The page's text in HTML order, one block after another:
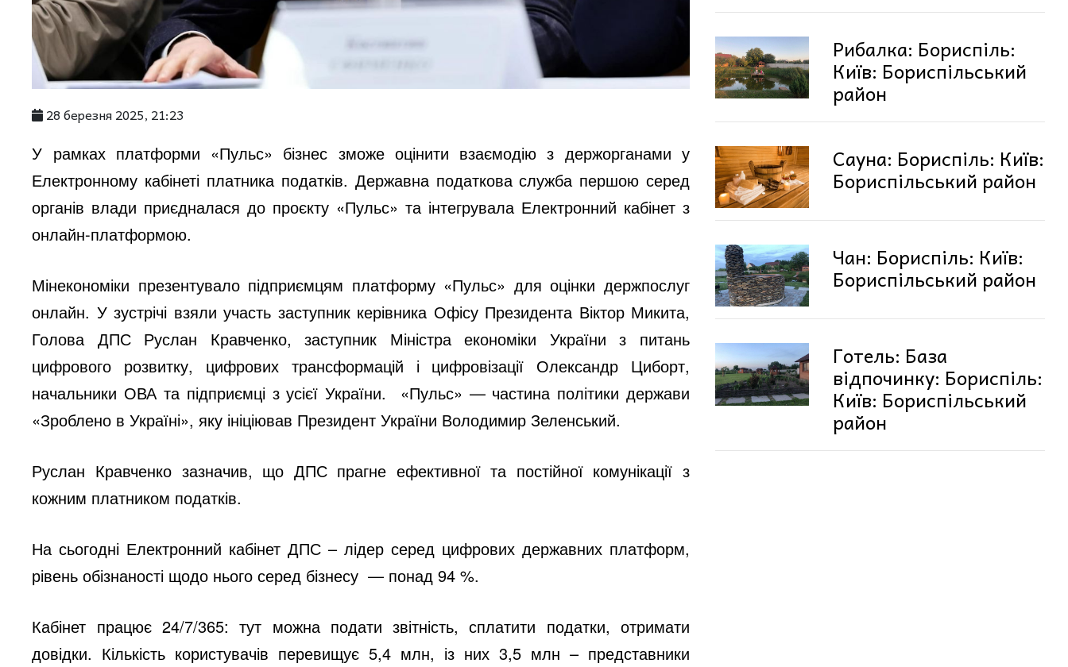
28 березня 2025, 21:23
У рамках платформи «Пульс» бізнес зможе оцінити взаємодію з держорганами у
Електронному кабінеті платника податків. Державна податкова служба першою серед
органів влади приєдналася до проєкту «Пульс» та інтегрувала Електронний кабінет з
онлайн-платформою.
Мінекономіки презентувало підприємцям платформу «Пульс» для оцінки держпослуг
онлайн. У зустрічі взяли участь заступник керівника Офісу Президента Віктор Микита,
Голова ДПС Руслан Кравченко, заступник Міністра економіки України з питань
цифрового розвитку, цифрових трансформацій і цифровізації Олександр Циборт,
начальники ОВА та підприємці з усієї України. «Пульс» — частина політики держави
«Зроблено в Україні», яку ініціював Президент України Володимир Зеленський.
Руслан Кравченко зазначив, що ДПС прагне ефективної та постійної комунікації з
кожним платником податків.
На сьогодні Електронний кабінет ДПС – лідер серед цифрових державних платформ,
рівень обізнаності щодо нього серед бізнесу — понад 94 %.
Кабінет працює 24/7/365: тут можна подати звітність, сплатити податки, отримати
довідки. Кількість користувачів перевищує 5,4 млн, із них 3,5 млн – представники
Рибалка: Бориспіль:
Київ: Бориспільський
район
Сауна: Бориспіль: Київ:
Бориспільський район
Чан: Бориспіль: Київ:
Бориспільський район
Готель: База
відпочинку: Бориспіль:
Київ: Бориспільський
район